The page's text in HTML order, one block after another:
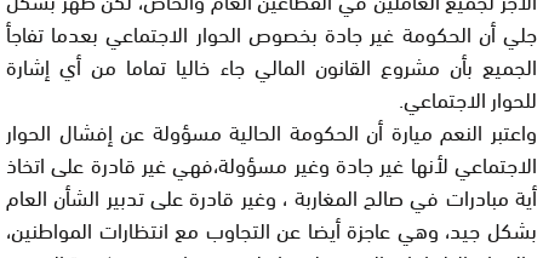
جلي أن الحكومة غير جادة بخصوص الحوار الاجتماعي بعدما تفاجأ
الجميع بأن مشروع القانون المالي جاء خاليا تماما من أي إشارة
للحوار الاجتماعي.
واعتبر النعم ميارة أن الحكومة الحالية مسؤولة عن إفشال الحوار
الاجتماعي لأنها غير جادة وغير مسؤولة،فهي غير قادرة على اتخاذ
أية مبادرات في صالح المغاربة ، وغير قادرة على تدبير الشأن العام
بشكل جيد، وهي عاجزة أيضا عن التجاوب مع انتظارات المواطنين،